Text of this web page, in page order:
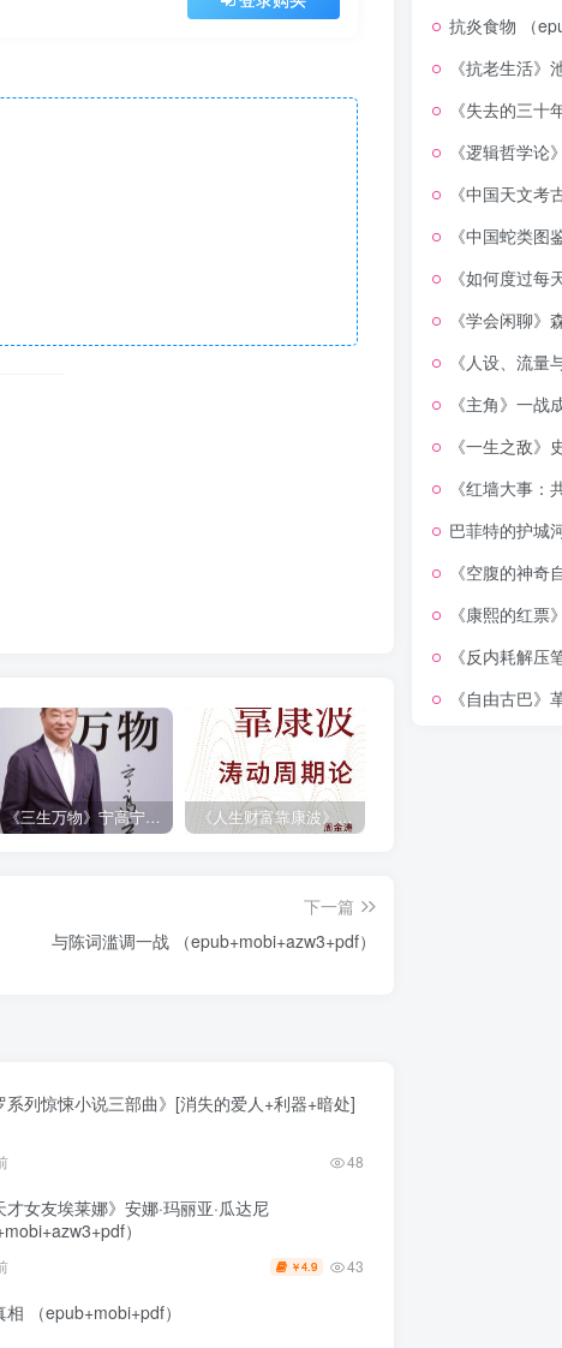
《三生万物》宁高宁（epub+mobi+azw3+pdf） 《人生财富靠康波》波动周期论（epub+mobi+azw3+pdf）
下一篇
与陈词滥调一战 （epub+mobi+azw3+pdf）
系列惊悚小说三部曲》[消失的爱人+利器+暗处]
48
才女友埃莱娜》安娜·玛丽亚·瓜达尼
）
￥4.9 43
（epub+mobi+pdf）
抗炎食物 （
《抗老生活》
《失去的三十年》平
《逻辑哲学论》路德
《中国天文考古学系
《中国蛇类图
《如何度过每天的24小
《学会闲聊》
《人设、流量与成
《主角》一战
《一生之敌》史蒂文
《红墙大事：共和国重
巴菲特的护城河：降低风
《空腹的神奇自愈
《康熙的红票
《反内耗解压笔记
《自由古巴》革命